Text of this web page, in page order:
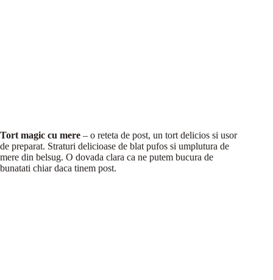
Tort magic cu mere – o reteta de post, un tort delicios si usor
de preparat. Straturi delicioase de blat pufos si umplutura de
mere din belsug. O dovada clara ca ne putem bucura de
bunatati chiar daca tinem post.